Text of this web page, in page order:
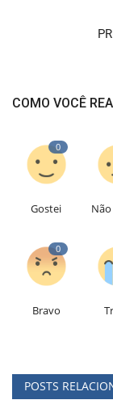
COMO VOCÊ
0
Gostei
0
Bravo
POSTS